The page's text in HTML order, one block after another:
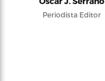
Periodista Editor